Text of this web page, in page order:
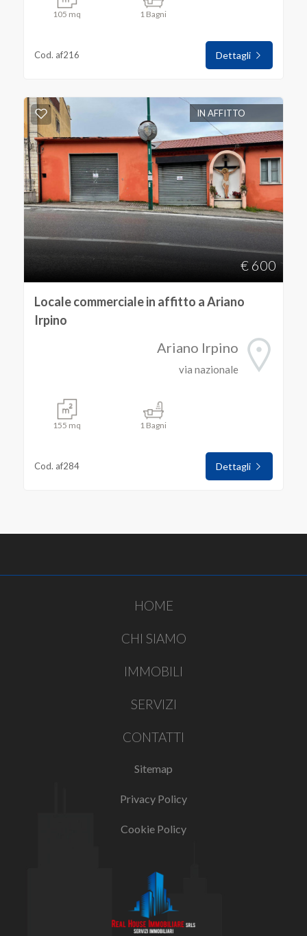
105 mq 1 Bagni
Cod. af216 Dettagli
IN AFFITTO
€ 600
Locale commerciale in affitto a Ariano
Irpino
Ariano Irpino
via nazionale
155 mq 1 Bagni
Cod. af284 Dettagli
HOME
CHI SIAMO
IMMOBILI
SERVIZI
CONTATTI
Sitemap
Privacy Policy
Cookie Policy